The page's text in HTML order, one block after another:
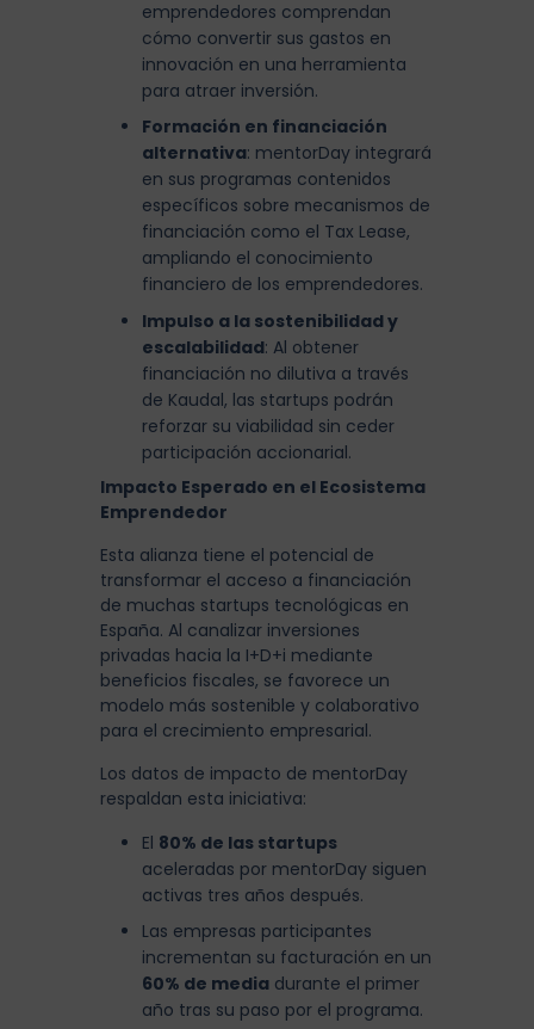
emprendedores comprendan
cómo convertir sus gastos en
innovación en una herramienta
para atraer inversión.
Formación en financiación
alternativa: mentorDay integrará
en sus programas contenidos
específicos sobre mecanismos de
financiación como el Tax Lease,
ampliando el conocimiento
financiero de los emprendedores.
Impulso a la sostenibilidad y
escalabilidad: Al obtener
financiación no dilutiva a través
de Kaudal, las startups podrán
reforzar su viabilidad sin ceder
participación accionarial.
Impacto Esperado en el Ecosistema
Emprendedor
Esta alianza tiene el potencial de
transformar el acceso a financiación
de muchas startups tecnológicas en
España. Al canalizar inversiones
privadas hacia la I+D+i mediante
beneficios fiscales, se favorece un
modelo más sostenible y colaborativo
para el crecimiento empresarial.
Los datos de impacto de mentorDay
respaldan esta iniciativa:
El 80% de las startups
aceleradas por mentorDay siguen
activas tres años después.
Las empresas participantes
incrementan su facturación en un
60% de media durante el primer
año tras su paso por el programa.